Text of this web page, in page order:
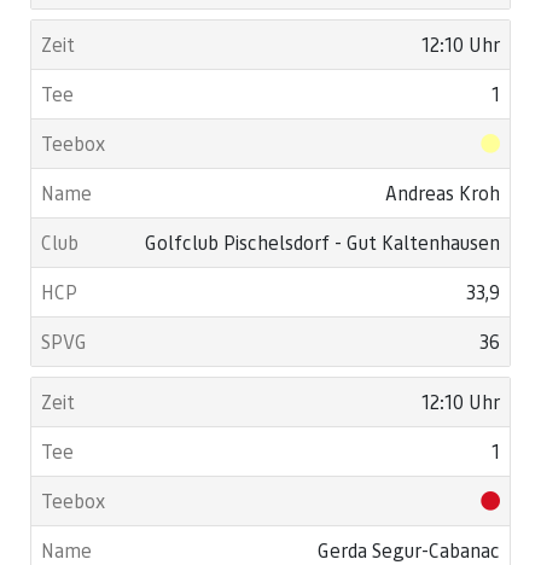
12:10 Uhr
1
Andreas Kroh
Golfclub Pischelsdorf - Gut Kaltenhausen
33,9
36
12:10 Uhr
1
Gerda Segur-Cabanac